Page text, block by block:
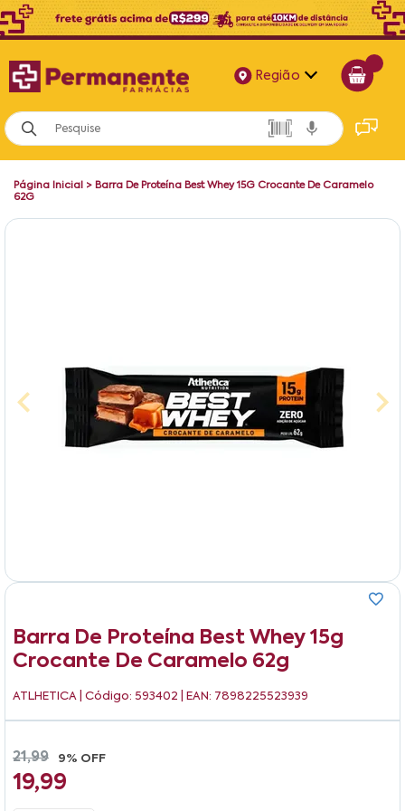
Região
Alagoas
Bahia
Página Inicial > Barra De Proteína Best Whey 15G Crocante De Caramelo
62G
Barra De Proteína Best Whey 15g
Crocante De Caramelo 62g
ATLHETICA | Código: 593402 | EAN: 7898225523939
21,99 9% OFF
19,99